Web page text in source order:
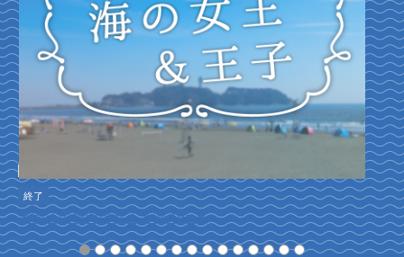
終了
湘南江の島海の女王＆海の王子
ふじ